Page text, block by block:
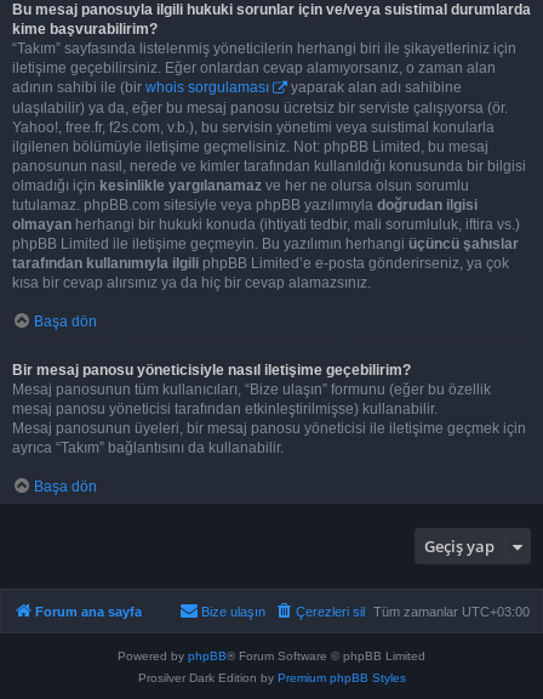
Bu mesaj panosuyla ilgili hukuki sorunlar için ve/veya suistimal durumlarda
kime başvurabilirim?
“Takım” sayfasında listelenmiş yöneticilerin herhangi biri ile şikayetleriniz için
iletişime geçebilirsiniz. Eğer onlardan cevap alamıyorsanız, o zaman alan
adının sahibi ile (bir whois sorgulaması
yaparak alan adı sahibine
ulaşılabilir) ya da, eğer bu mesaj panosu ücretsiz bir serviste çalışıyorsa (ör.
Yahoo!, free.fr, f2s.com, v.b.), bu servisin yönetimi veya suistimal konularla
ilgilenen bölümüyle iletişime geçmelisiniz. Not: phpBB Limited, bu mesaj
panosunun nasıl, nerede ve kimler tarafından kullanıldığı konusunda bir bilgisi
olmadığı için kesinlikle yargılanamaz ve her ne olursa olsun sorumlu
tutulamaz. phpBB.com sitesiyle veya phpBB yazılımıyla doğrudan ilgisi
olmayan herhangi bir hukuki konuda (ihtiyati tedbir, mali sorumluluk, iftira vs.)
phpBB Limited ile iletişime geçmeyin. Bu yazılımın herhangi üçüncü şahıslar
tarafından kullanımıyla ilgili phpBB Limited’e e-posta gönderirseniz, ya çok
kısa bir cevap alırsınız ya da hiç bir cevap alamazsınız.
Başa dön
Bir mesaj panosu yöneticisiyle nasıl iletişime geçebilirim?
Mesaj panosunun tüm kullanıcıları, “Bize ulaşın” formunu (eğer bu özellik
mesaj panosu yöneticisi tarafından etkinleştirilmişse) kullanabilir.
Mesaj panosunun üyeleri, bir mesaj panosu yöneticisi ile iletişime geçmek için
ayrıca “Takım” bağlantısını da kullanabilir.
Başa dön
Geçiş yap
Forum ana sayfa Tüm zamanlar UTC+03:00
Çerezleri sil
Bize ulaşın
Powered by phpBB® Forum Software © phpBB Limited
Prosilver Dark Edition by Premium phpBB Styles